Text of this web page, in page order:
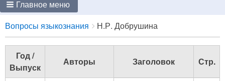
Главное меню
Breadcrumbs
You
are
here:
Вопросы языкознания Н.Р. Добрушина
Год /
Выпуск
Авторы Заголовок Стр.